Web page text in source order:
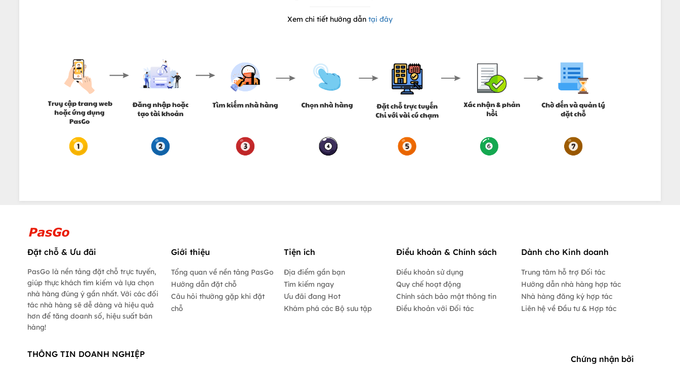
Xem chi tiết hướng dẫn tại đây
Đặt chỗ & Ưu đãi
PasGo là nền tảng đặt chỗ trực tuyến,
giúp thực khách tìm kiếm và lựa chọn
nhà hàng đúng ý gần nhất. Với các đối
tác nhà hàng sẽ dễ dàng và hiệu quả
hơn để tăng doanh số, hiệu suất bán
hàng!
Giới thiệu
Tổng quan về nền tảng PasGo
Hướng dẫn đặt chỗ
Câu hỏi thường gặp khi đặt
chỗ
Tiện ích
Địa điểm gần bạn
Tìm kiếm ngay
Ưu đãi đang Hot
Khám phá các Bộ sưu tập
Điều khoản & Chính sách
Điều khoản sử dụng
Quy chế hoạt động
Chính sách bảo mật thông tin
Điều khoản với Đối tác
Dành cho Kinh doanh
Trung tâm hỗ trợ Đối tác
Hướng dẫn nhà hàng hợp tác
Nhà hàng đăng ký hợp tác
Liên hệ về Đầu tư & Hợp tác
THÔNG TIN DOANH NGHIỆP Chứng nhận bởi